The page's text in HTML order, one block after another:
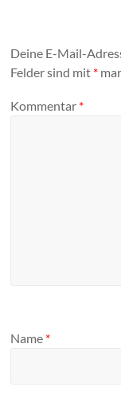
Deine E-Mail-
Felder sind mit *
Kommentar *
Name *